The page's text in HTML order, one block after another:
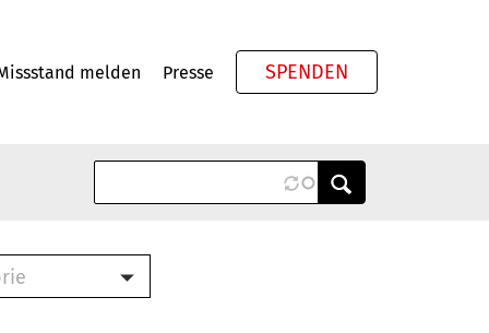
melden Presse SPENDEN